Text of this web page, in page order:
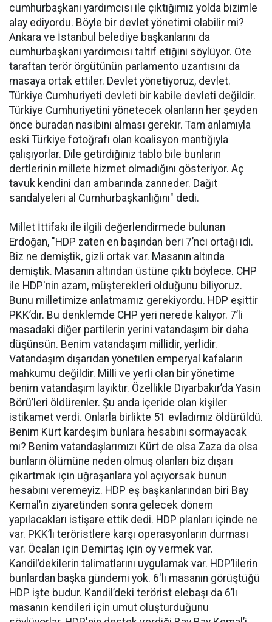
cumhurbaşkanı yardımcısı ile çıktığımız yolda bizimle
alay ediyordu. Böyle bir devlet yönetimi olabilir mi?
Ankara ve İstanbul belediye başkanlarını da
cumhurbaşkanı yardımcısı taltif etiğini söylüyor. Öte
taraftan terör örgütünün parlamento uzantısını da
masaya ortak ettiler. Devlet yönetiyoruz, devlet.
Türkiye Cumhuriyeti devleti bir kabile devleti değildir.
Türkiye Cumhuriyetini yönetecek olanların her şeyden
önce buradan nasibini alması gerekir. Tam anlamıyla
eski Türkiye fotoğrafı olan koalisyon mantığıyla
çalışıyorlar. Dile getirdiğiniz tablo bile bunların
dertlerinin millete hizmet olmadığını gösteriyor. Aç
tavuk kendini darı ambarında zanneder. Dağıt
sandalyeleri al Cumhurbaşkanlığını" dedi.
Millet İttifakı ile ilgili değerlendirmede bulunan
Erdoğan, "HDP zaten en başından beri 7’nci ortağı idi.
Biz ne demiştik, gizli ortak var. Masanın altında
demiştik. Masanın altından üstüne çıktı böylece. CHP
ile HDP'nin azam, müşterekleri olduğunu biliyoruz.
Bunu milletimize anlatmamız gerekiyordu. HDP eşittir
PKK’dır. Bu denklemde CHP yeri nerede kalıyor. 7’li
masadaki diğer partilerin yerini vatandaşım bir daha
düşünsün. Benim vatandaşım millidir, yerlidir.
Vatandaşım dışarıdan yönetilen emperyal kafaların
mahkumu değildir. Milli ve yerli olan bir yönetime
benim vatandaşım layıktır. Özellikle Diyarbakır’da Yasin
Börü’leri öldürenler. Şu anda içeride olan kişiler
istikamet verdi. Onlarla birlikte 51 evladımız öldürüldü.
Benim Kürt kardeşim bunlara hesabını sormayacak
mı? Benim vatandaşlarımızı Kürt de olsa Zaza da olsa
bunların ölümüne neden olmuş olanları biz dışarı
çıkartmak için uğraşanlara yol açıyorsak bunun
hesabını veremeyiz. HDP eş başkanlarından biri Bay
Kemal’in ziyaretinden sonra gelecek dönem
yapılacakları istişare ettik dedi. HDP planları içinde ne
var. PKK’lı teröristlere karşı operasyonların durması
var. Öcalan için Demirtaş için oy vermek var.
Kandil’dekilerin talimatlarını uygulamak var. HDP’lilerin
bunlardan başka gündemi yok. 6'lı masanın görüştüğü
HDP işte budur. Kandil’deki terörist elebaşı da 6’lı
masanın kendileri için umut oluşturduğunu